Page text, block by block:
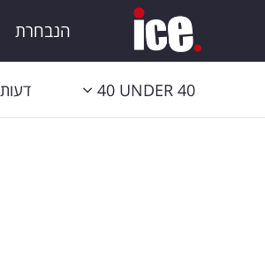
הנבחרת
40 UNDER 40 דעות